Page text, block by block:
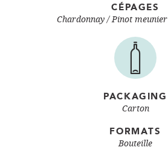
CÉPAGES
Chardonnay Pinot meunier
PACKAGING
Carton
FORMATS
Bouteille